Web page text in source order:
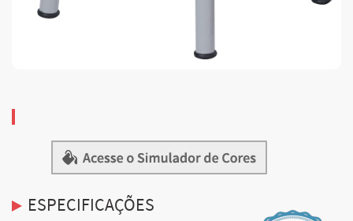
ESPECIFICAÇÕES